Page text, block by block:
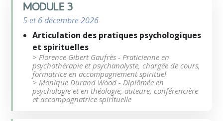
MODULE 3
5 et 6 décembre 2026
Articulation des pratiques psychologiques
et spirituelles
> Florence Gibert Gaufrès - Praticienne en
psychothérapie et psychanalyste, chargée de cours,
formatrice en accompagnement spirituel
> Monique Durand Wood - Diplômée en
psychologie et en théologie, auteure, conférencière
et accompagnatrice spirituelle